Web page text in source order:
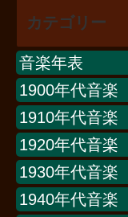
カテゴリー
音楽年表
1900年代音楽
1910年代音楽
1920年代音楽
1930年代音楽
1940年代音楽